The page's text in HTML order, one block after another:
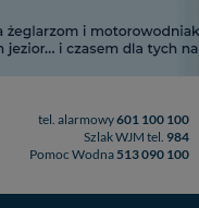
tel. alarmowy601 100 100
Szlak WJM tel. 984
Pomoc Wodna 513 090 100